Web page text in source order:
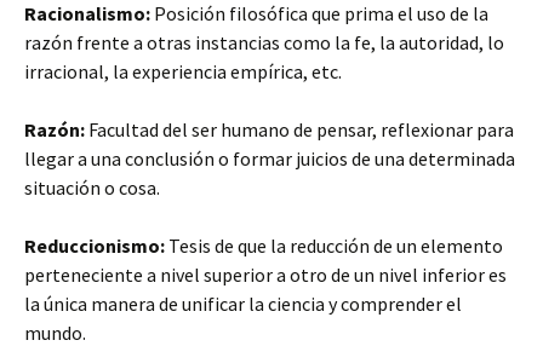
Racionalismo: Posición filosófica que prima el uso de la
razón frente a otras instancias como la fe, la autoridad, lo
irracional, la experiencia empírica, etc.
Razón: Facultad del ser humano de pensar, reflexionar para
llegar a una conclusión o formar juicios de una determinada
situación o cosa.
Reduccionismo: Tesis de que la reducción de un elemento
perteneciente a nivel superior a otro de un nivel inferior es
la única manera de unificar la ciencia y comprender el
mundo.